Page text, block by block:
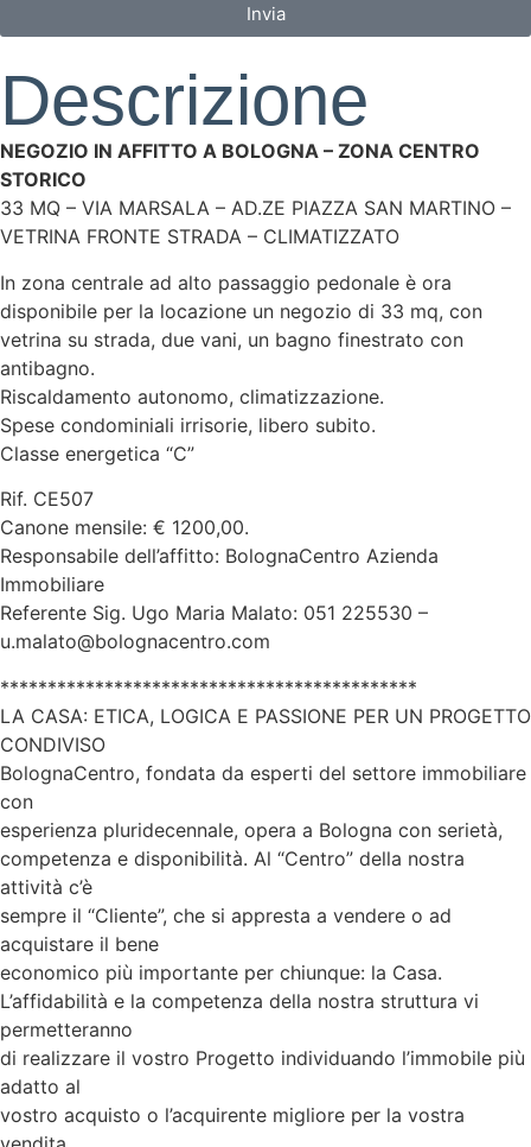
Invia
Descrizione
NEGOZIO IN AFFITTO A BOLOGNA – ZONA CENTRO
STORICO
33 MQ – VIA MARSALA – AD.ZE PIAZZA SAN MARTINO –
VETRINA FRONTE STRADA – CLIMATIZZATO
In zona centrale ad alto passaggio pedonale è ora
disponibile per la locazione un negozio di 33 mq, con
vetrina su strada, due vani, un bagno finestrato con
antibagno.
Riscaldamento autonomo, climatizzazione.
Spese condominiali irrisorie, libero subito.
Classe energetica “C”
Rif. CE507
Canone mensile: € 1200,00.
Responsabile dell’affitto: BolognaCentro Azienda
Immobiliare
Referente Sig. Ugo Maria Malato: 051 225530 –
u.malato@bolognacentro.com
********************************************
LA CASA: ETICA, LOGICA E PASSIONE PER UN PROGETTO
CONDIVISO
BolognaCentro, fondata da esperti del settore immobiliare
con
esperienza pluridecennale, opera a Bologna con serietà,
competenza e disponibilità. Al “Centro” della nostra
attività c’è
sempre il “Cliente”, che si appresta a vendere o ad
acquistare il bene
economico più importante per chiunque: la Casa.
L’affidabilità e la competenza della nostra struttura vi
permetteranno
di realizzare il vostro Progetto individuando l’immobile più
adatto al
vostro acquisto o l’acquirente migliore per la vostra